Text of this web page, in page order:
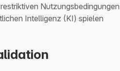
Nutzungsbedingungen
Intelligenz (KI) spielen